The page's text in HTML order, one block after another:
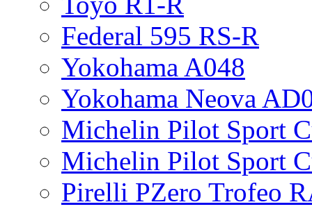
Federal 595 RS-R
Yokohama A048
Yokohama Neova
Michelin Pilot Sport
Michelin Pilot Sport
Pirelli PZero Trofeo